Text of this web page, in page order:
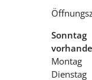
Sonntag
Montag
Dienstag